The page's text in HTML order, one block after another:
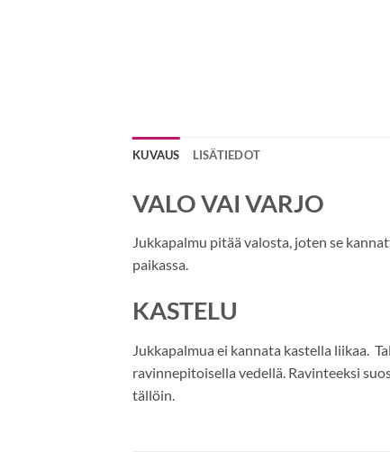
KUVAUS LISÄTIEDOT
VALO VAI VARJO
Jukkapalmu pitää valosta, joten se
paikassa.
KASTELU
Jukkapalmua ei kannata kastella liikaa.
ravinnepitoisella vedellä. Ravinteeksi
tällöin.